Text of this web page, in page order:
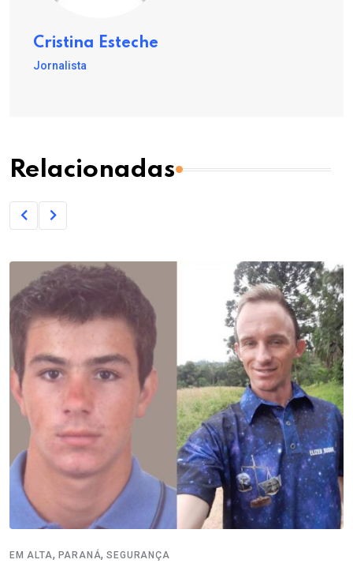
Cristina Esteche
Jornalista
Relacionadas
EM ALTA, PARANÁ,SEGURANÇA